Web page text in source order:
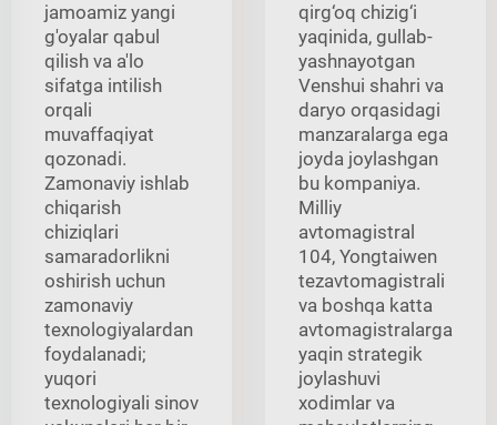
jamoamiz yangi
g'oyalar qabul
qilish va a'lo
sifatga intilish
orqali
muvaffaqiyat
qozonadi.
Zamonaviy ishlab
chiqarish
chiziqlari
samaradorlikni
oshirish uchun
zamonaviy
texnologiyalardan
foydalanadi;
yuqori
texnologiyali sinov
qirg‘oq chizig‘i
yaqinida, gullab-
yashnayotgan
Venshui shahri va
daryo orqasidagi
manzaralarga ega
joyda joylashgan
bu kompaniya.
Milliy
avtomagistral
104, Yongtaiwen
tezavtomagistrali
va boshqa katta
avtomagistralarga
yaqin strategik
joylashuvi
xodimlar va